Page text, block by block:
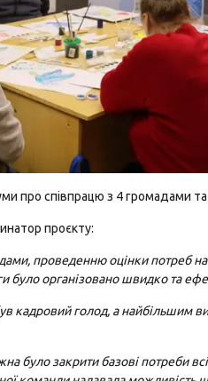
про співпрацю з 4 громадами та
проєкту:
проведенню оцінки потреб
було організовано швидко та
кадровий голод, а найбільшим
було закрити базові потреби